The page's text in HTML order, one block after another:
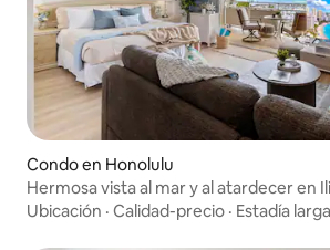
Condo en Honolulu
Hermosa vista al mar y al atardecer en
estacionamiento
Ubicación · Calidad-precio · Estadía larga